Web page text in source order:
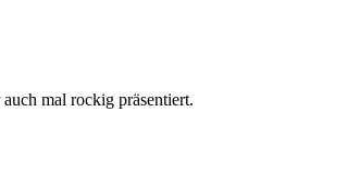
mal rockig präsentiert.